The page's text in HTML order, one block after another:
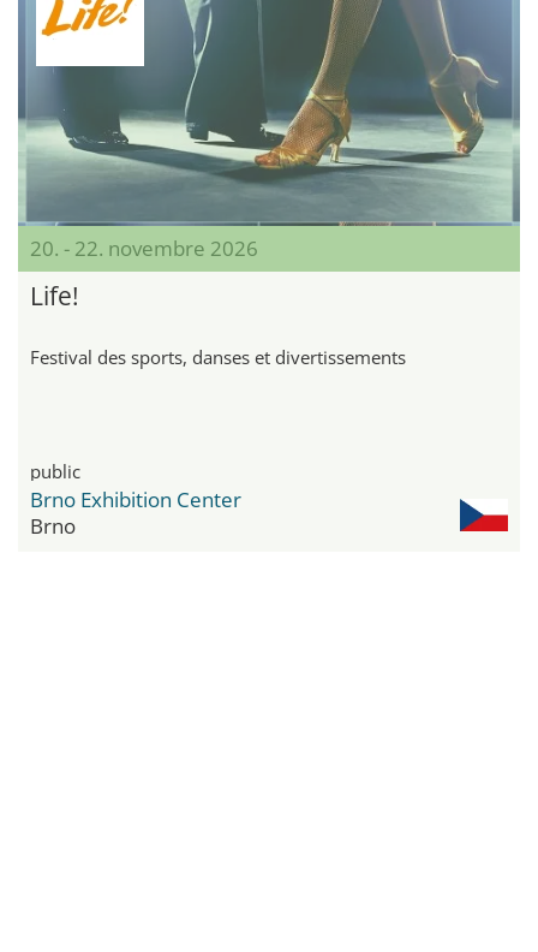
20. - 22. novembre 2026
Life!
Festival des sports, danses et divertissements
public
Brno Exhibition Center
Brno